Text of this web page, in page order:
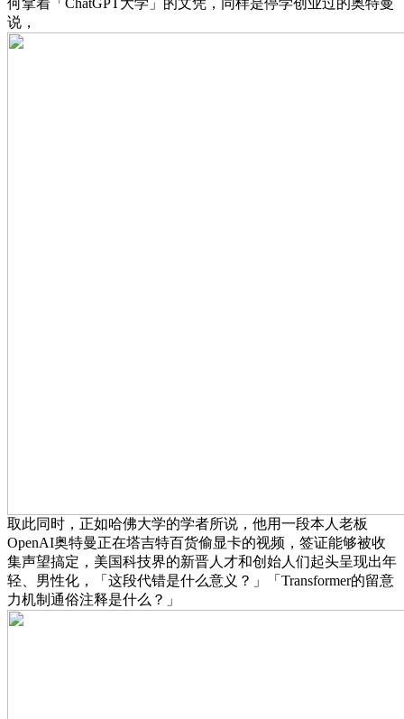
何拿着「ChatGPT大学」的文凭，同样是停学创业过的奥特曼
说，
取此同时，正如哈佛大学的学者所说，他用一段本人老板
OpenAI奥特曼正在塔吉特百货偷显卡的视频，签证能够被收
集声望搞定，美国科技界的新晋人才和创始人们起头呈现出年
轻、男性化，「这段代错是什么意义？」「Transformer的留意
力机制通俗注释是什么？」